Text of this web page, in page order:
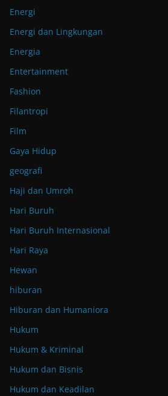
Energi
Energi dan Lingkungan
Energia
Entertainment
Fashion
Filantropi
Film
Gaya Hidup
geografi
Haji dan Umroh
Hari Buruh
Hari Buruh Internasional
Hari Raya
Hewan
hiburan
Hiburan dan Humaniora
Hukum
Hukum & Kriminal
Hukum dan Bisnis
Hukum dan Keadilan